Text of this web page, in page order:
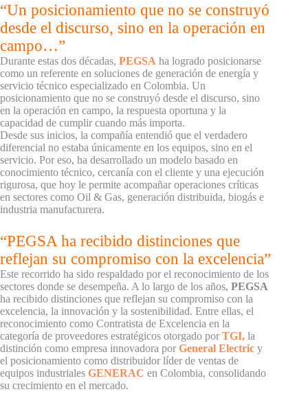
“Un posicionamiento que no se construyó
desde el discurso, sino en la operación en
campo…”
Durante estas dos décadas, PEGSA ha logrado posicionarse
como un referente en soluciones de generación de energía y
servicio técnico especializado en Colombia. Un
posicionamiento que no se construyó desde el discurso, sino
en la operación en campo, la respuesta oportuna y la
capacidad de cumplir cuando más importa.
Desde sus inicios, la compañía entendió que el verdadero
diferencial no estaba únicamente en los equipos, sino en el
servicio. Por eso, ha desarrollado un modelo basado en
conocimiento técnico, cercanía con el cliente y una ejecución
rigurosa, que hoy le permite acompañar operaciones críticas
en sectores como Oil & Gas, generación distribuida, biogás e
industria manufacturera.
“PEGSA ha recibido distinciones que
reflejan su compromiso con la excelencia”
Este recorrido ha sido respaldado por el reconocimiento de los
sectores donde se desempeña. A lo largo de los años, PEGSA
ha recibido distinciones que reflejan su compromiso con la
excelencia, la innovación y la sostenibilidad. Entre ellas, el
reconocimiento como Contratista de Excelencia en la
categoría de proveedores estratégicos otorgado por TGI, la
distinción como empresa innovadora por General Electric y
el posicionamiento como distribuidor líder de ventas de
equipos industriales GENERAC en Colombia, consolidando
su crecimiento en el mercado.